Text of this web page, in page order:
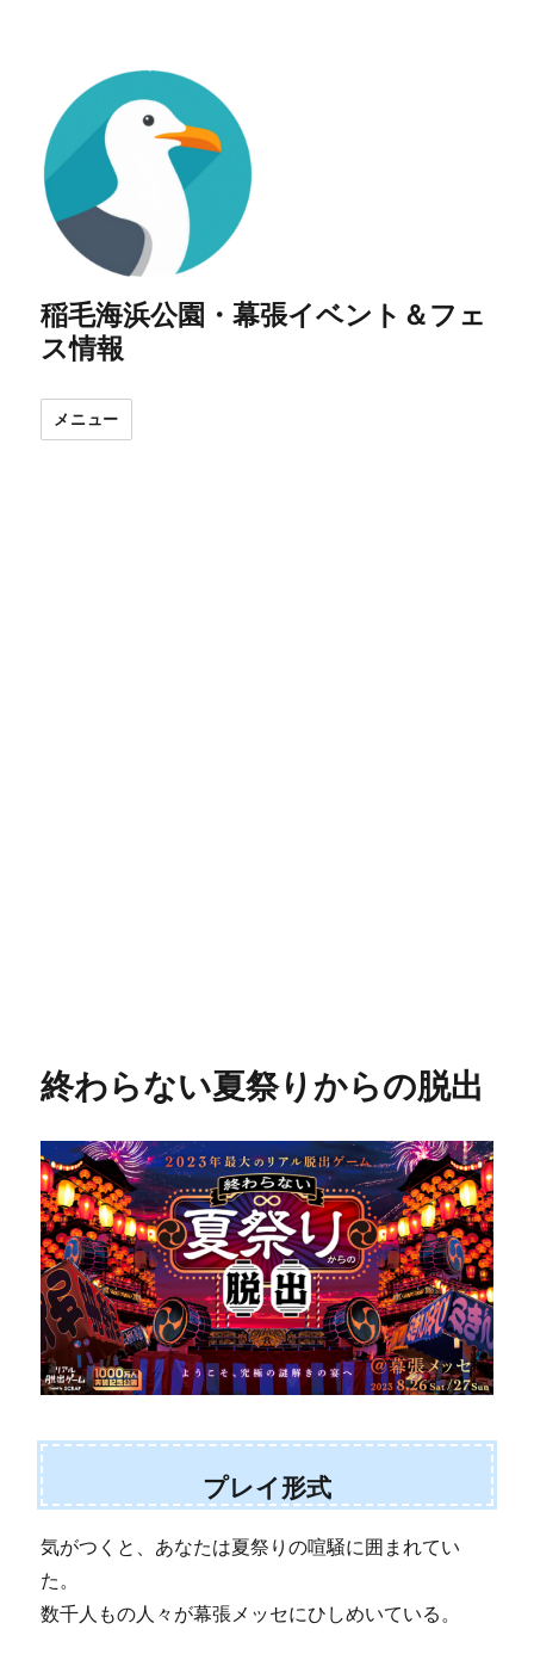
稲毛海浜公園・幕張イベント＆フェ
ス情報
メニュー
終わらない夏祭りからの脱出
プレイ形式
気がつくと、あなたは夏祭りの喧騒に囲まれてい
た。
数千人もの人々が幕張メッセにひしめいている。